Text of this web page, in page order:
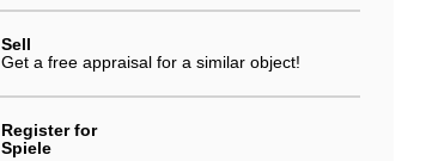
Sell
Get a free appraisal for a similar object!
Register for
Spiele